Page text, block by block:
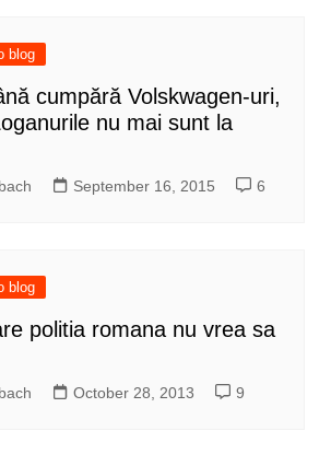
blog
cumpără Volskwagen-uri,
nu mai sunt la
September 16, 2015 6
blog
politia romana nu vrea sa
October 28, 2013 9